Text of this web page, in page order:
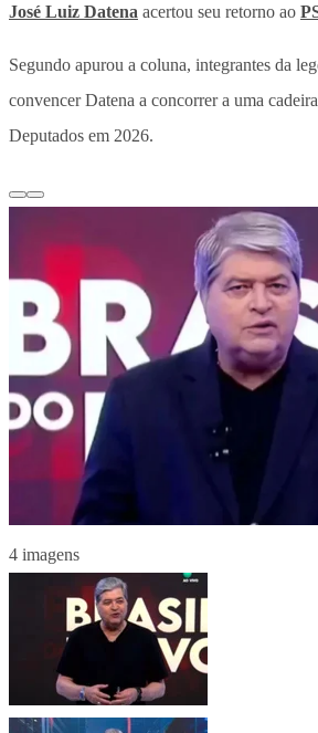
José Luiz Datena acertou seu retorno ao
Segundo apurou a coluna, integrantes da
convencer Datena a concorrer a uma
Deputados em 2026.
4 imagens